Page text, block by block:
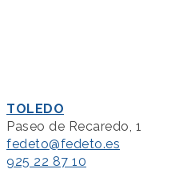
TOLEDO
Paseo de Recaredo, 1
fedeto@fedeto.es
925 22 87 10